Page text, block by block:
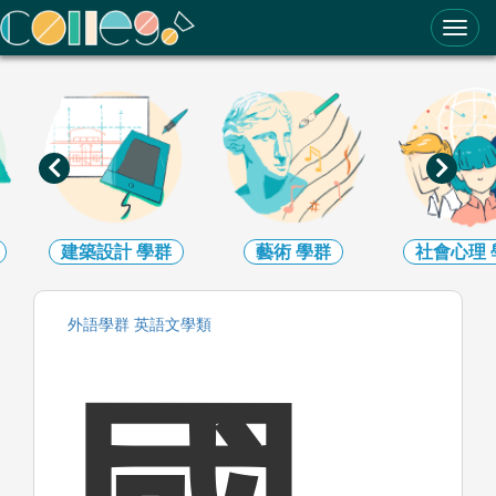
ColleGo! 大學選才與高中育才輔助系統
建築設計學群 藝術 學群 社會心理
外語學群 英語文學類